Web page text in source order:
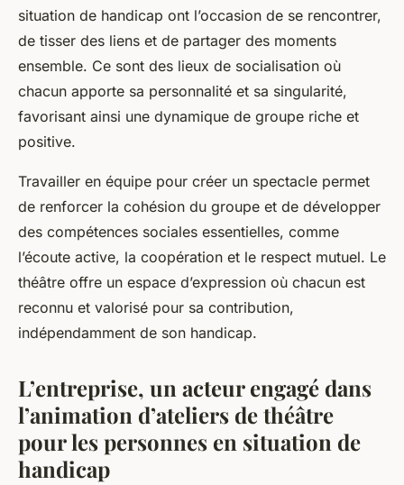
situation de handicap ont l’occasion de se rencontrer,
de tisser des liens et de partager des moments
ensemble. Ce sont des lieux de socialisation où
chacun apporte sa personnalité et sa singularité,
favorisant ainsi une dynamique de groupe riche et
positive.
Travailler en équipe pour créer un spectacle permet
de renforcer la cohésion du groupe et de développer
des compétences sociales essentielles, comme
l’écoute active, la coopération et le respect mutuel. Le
théâtre offre un espace d’expression où chacun est
reconnu et valorisé pour sa contribution,
indépendamment de son handicap.
L’entreprise, un acteur engagé dans
l’animation d’ateliers de théâtre
pour les personnes en situation de
handicap